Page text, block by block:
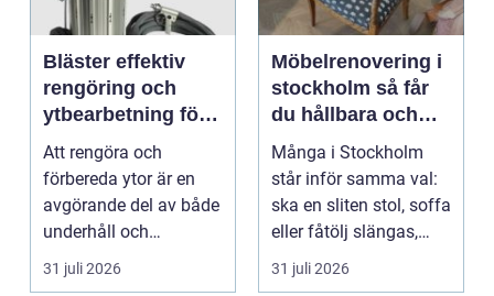
Bläster effektiv
rengöring och
ytbearbetning för
proffs och
hantverkare
Att rengöra och
förbereda ytor är en
avgörande del av både
underhåll och
renovering. Färg, rost,
smu...
31 juli 2026
Möbelrenovering i
stockholm så får
du hållbara och
vackra möbler
Många i Stockholm
står inför samma val:
ska en sliten stol, soffa
eller fåtölj slängas,
säljas billi...
31 juli 2026